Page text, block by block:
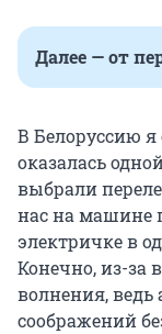
Далее — от
В Белоруссию я
оказалась
выбрали
нас на машине
электричке в
Конечно, из-за
волнения,
соображений